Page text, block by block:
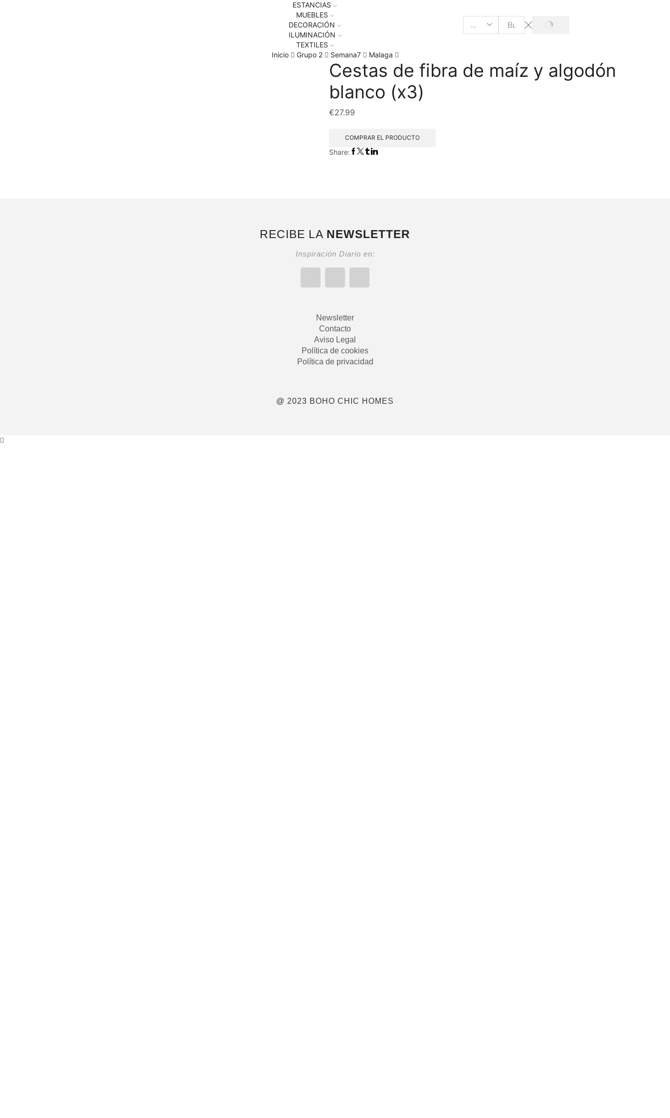
ESTANCIAS
MUEBLES
DECORACIÓN
ILUMINACIÓN
TEXTILES
Inicio
Grupo 2 Semana7 Malaga
Cestas de fibra de maíz y algodón
blanco (x3)
€27.99
COMPRAR EL PRODUCTO
Share:
RECIBE LA NEWSLETTER
Inspiración Diario en:
Newsletter
Contacto
Aviso Legal
Política de cookies
Política de privacidad
@ 2023 BOHO CHIC HOMES